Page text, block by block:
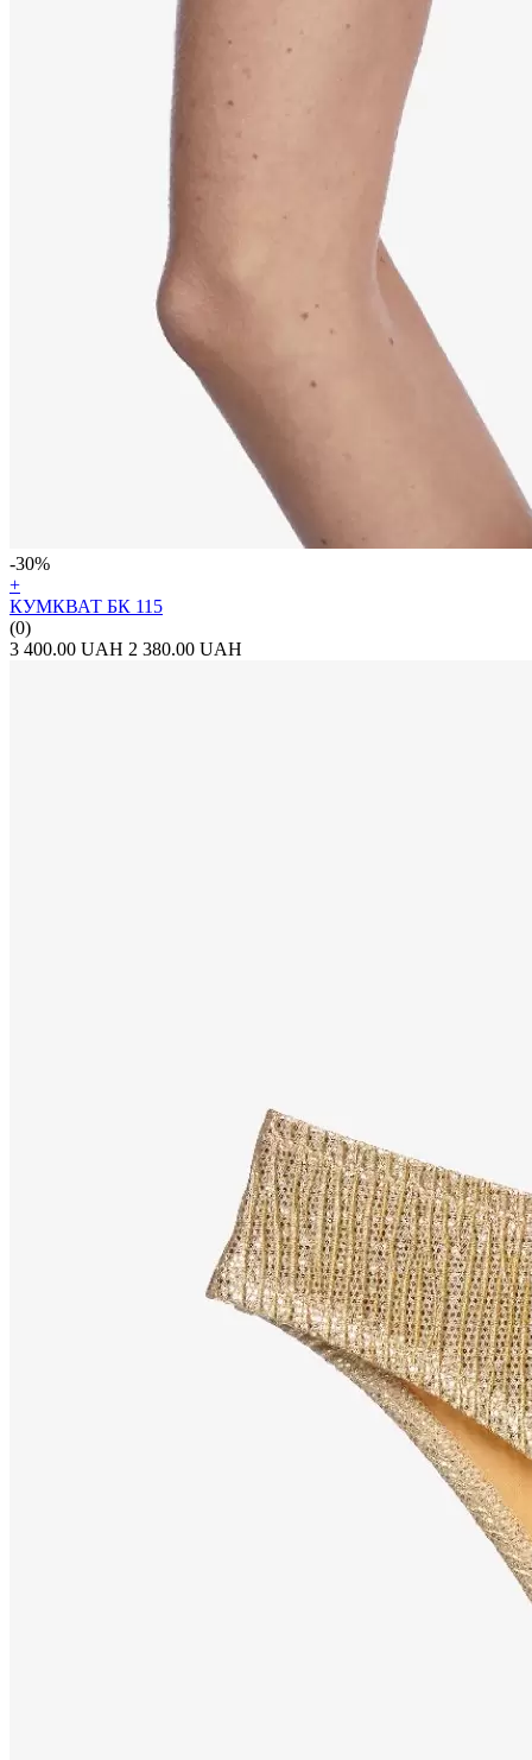
-30%
+
КУМКВАТ БК 115
(0)
3 400.00 UAH 2 380.00 UAH